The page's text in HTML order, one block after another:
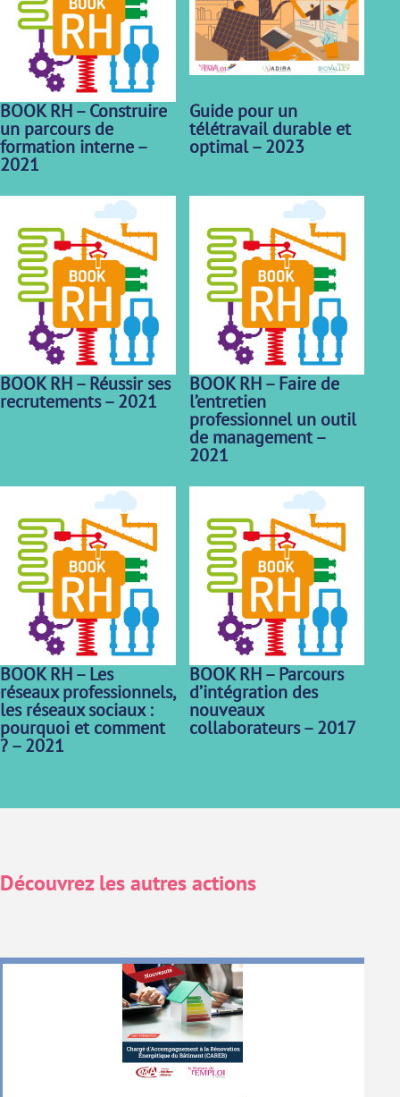
BOOK RH – Construire
un parcours de
formation interne –
2021
Guide pour un
télétravail durable et
optimal – 2023
BOOK RH – Réussir ses
recrutements – 2021
BOOK RH – Faire de
l’entretien
professionnel un outil
de management –
2021
BOOK RH – Les
réseaux professionnels,
les réseaux sociaux :
pourquoi et comment
? – 2021
BOOK RH – Parcours
d’intégration des
nouveaux
collaborateurs – 2017
Découvrez les autres actions